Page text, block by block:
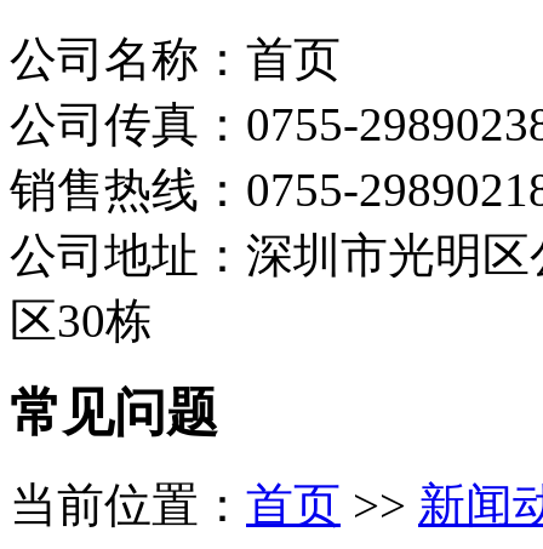
公司名称：首页
公司传真：0755-
销售热线：0755-
公司地址：深圳市光明
区30栋
常见问题
当前位置： 首页 >> 新闻